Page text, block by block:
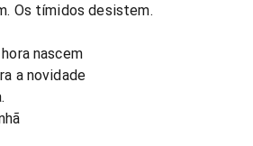
Os tímidos desistem.
nascem
a novidade